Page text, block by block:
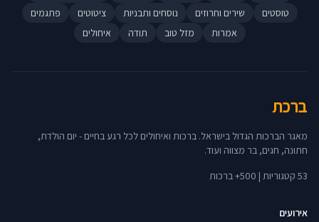
טוסטים
שירים וחרוזים נוסחים ותבניות ציטוטים
פתגמים
אמרות
מזל טוב תודה איחולים
ברכת
מאגר הברכות הגדול בישראל. ברכות ואיחולים לכל רגע בחיים - יום הולדת,
חתונה, חגים, בר מצווה ועוד.
53 קטגוריות | 500+ ברכות
אירועים